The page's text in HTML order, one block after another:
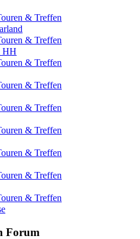
& Treffen
& Treffen
HH
& Treffen
& Treffen
& Treffen
& Treffen
& Treffen
& Treffen
& Treffen
Forum